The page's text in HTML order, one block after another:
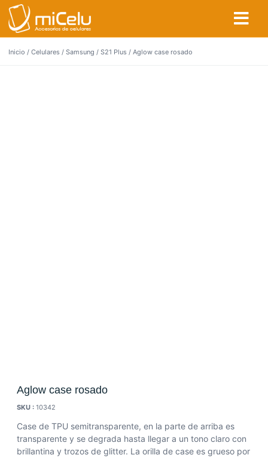
Inicio / Celulares / Samsung / S21 Plus / Aglow case rosado
Aglow case rosado
SKU : 10342
Case de TPU semitransparente, en la parte de arriba es
transparente y se degrada hasta llegar a un tono claro con
brillantina y trozos de glitter. La orilla de case es grueso por